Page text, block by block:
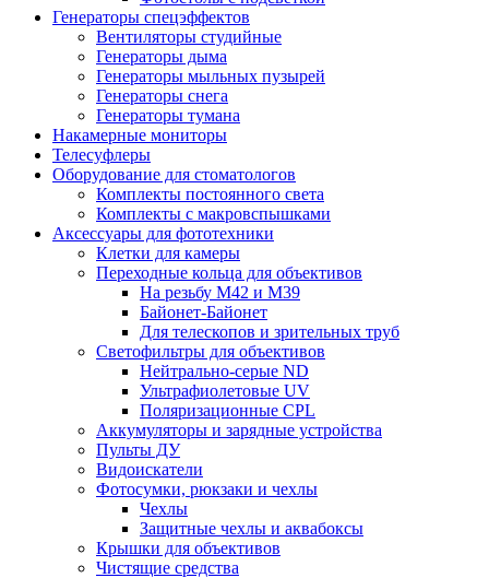
Генераторы спецэффектов
Вентиляторы студийные
Генераторы дыма
Генераторы мыльных пузырей
Генераторы снега
Генераторы тумана
Накамерные мониторы
Телесуфлеры
Оборудование для стоматологов
Комплекты постоянного света
Комплекты с макровспышками
Аксессуары для фототехники
Клетки для камеры
Переходные кольца для объективов
На резьбу М42 и М39
Байонет-Байонет
Для телескопов и зрительных труб
Светофильтры для объективов
Нейтрально-серые ND
Ультрафиолетовые UV
Поляризационные CPL
Аккумуляторы и зарядные устройства
Пульты ДУ
Видоискатели
Фотосумки, рюкзаки и чехлы
Чехлы
Защитные чехлы и аквабоксы
Крышки для объективов
Чистящие средства